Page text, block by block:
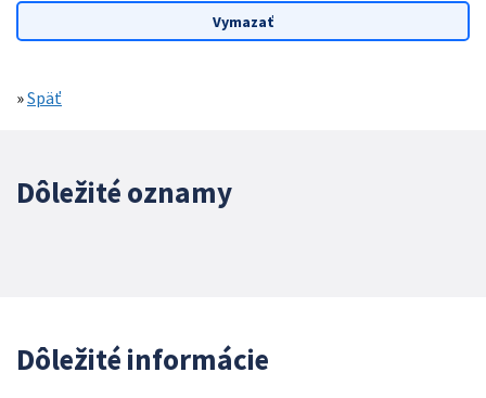
»Späť
Dôležité oznamy
Dôležité informácie